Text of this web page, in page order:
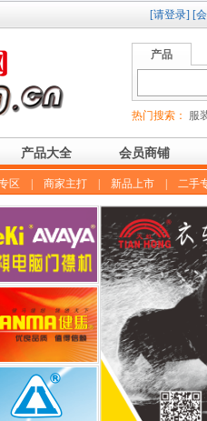
[请登录] [
产品
热门搜索： 服
产品大全 会员商铺
区 商家主打 新品上市 二手